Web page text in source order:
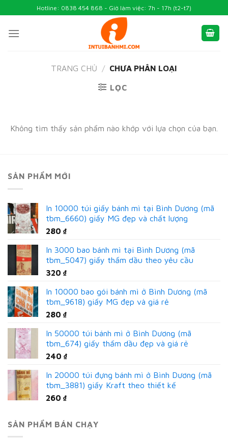
to
content
Hotline: 0838 454 868 - Giờ làm việc: 7h - 17h (t2-t7)
TRANG CHỦ / CHƯA PHÂN LOẠI
LỌC
Không tìm thấy sản phẩm nào khớp với lựa chọn của bạn.
SẢN PHẨM MỚI
In 10000 túi giấy bánh mì tại Bình Dương (mã
tbm_6660) giấy MG đẹp và chất lượng
280 ₫
In 3000 bao bánh mì tại Bình Dương (mã
tbm_5047) giấy thấm dầu theo yêu cầu
320 ₫
In 10000 bao gói bánh mì ở Bình Dương (mã
tbm_9618) giấy MG đẹp và giá rẻ
280 ₫
In 50000 túi bánh mì ở Bình Dương (mã
tbm_674) giấy thấm dầu đẹp và giá rẻ
240 ₫
In 20000 túi đựng bánh mì ở Bình Dương (mã
tbm_3881) giấy Kraft theo thiết kế
260 ₫
SẢN PHẨM BÁN CHẠY